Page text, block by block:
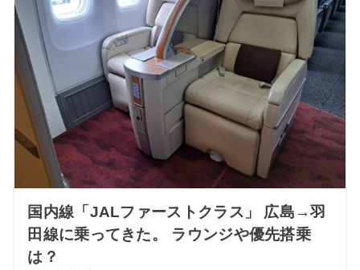
国内線「JALファーストクラス」 広島→羽
田線に乗ってきた。 ラウンジや優先搭乗
は？